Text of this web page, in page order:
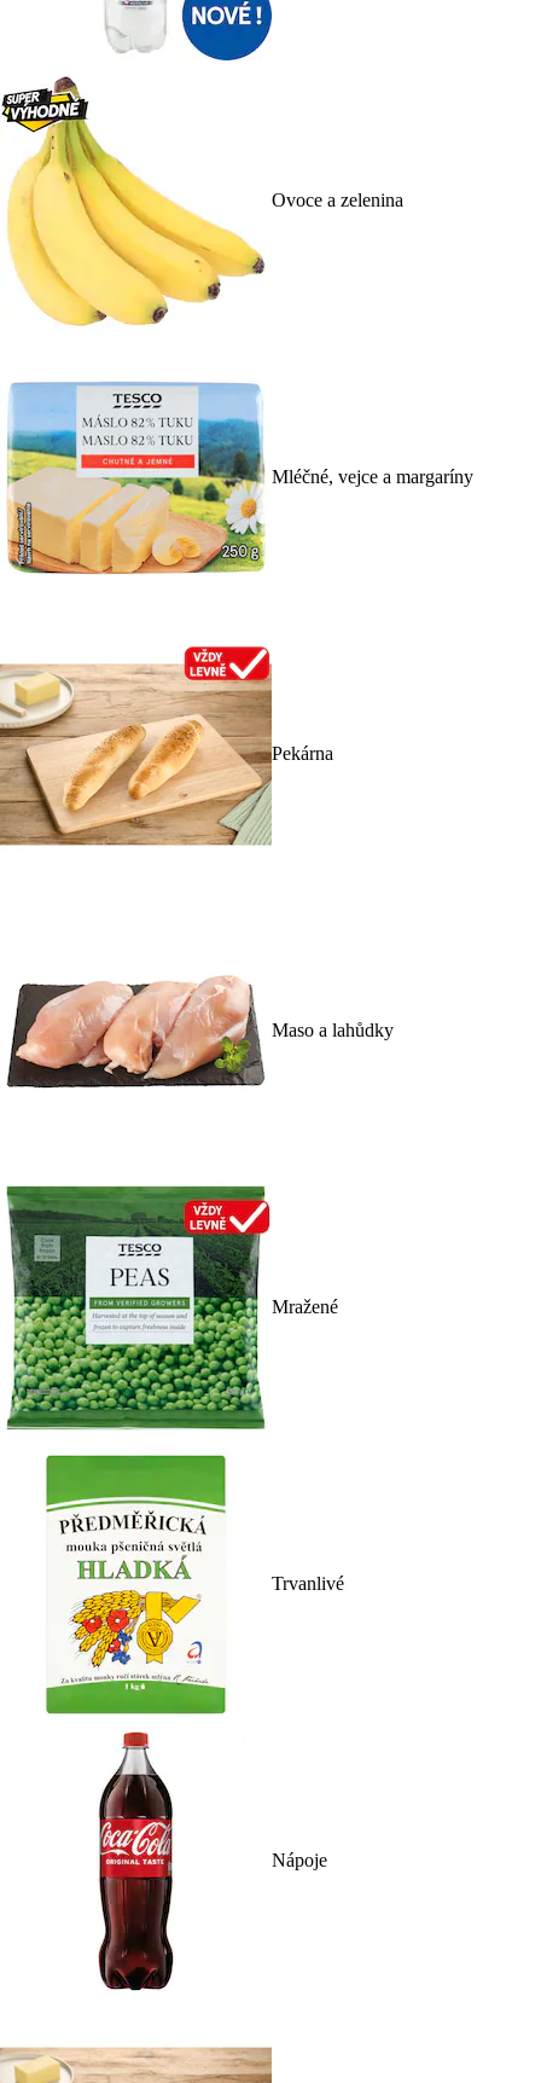
Ovoce a zelenina
Mléčné, vejce a margaríny
Pekárna
Maso a lahůdky
Mražené
Trvanlivé
Nápoje